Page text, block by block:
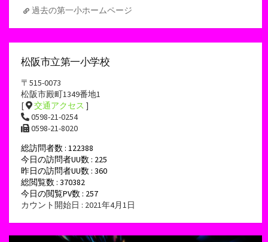
過去の第一小ホームページ
松阪市立第一小学校
〒515-0073
松阪市殿町1349番地1
[
交通アクセス ]
0598-21-0254
0598-21-8020
総訪問者数 : 122388
今日の訪問者UU数 : 225
昨日の訪問者UU数 : 360
総閲覧数 : 370382
今日の閲覧PV数 : 257
カウント開始日 : 2021年4月1日